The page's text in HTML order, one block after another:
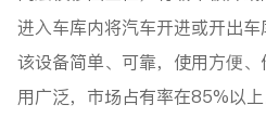
进入车库内将汽车开进或开出车
该设备简单、可靠，使用方便
用广泛，市场占有率在85%以上